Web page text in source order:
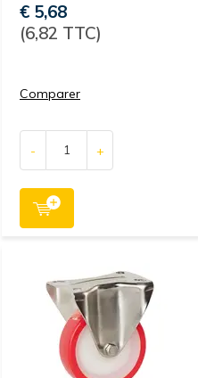
€ 5,68
(6,82 TTC)
Comparer
- +